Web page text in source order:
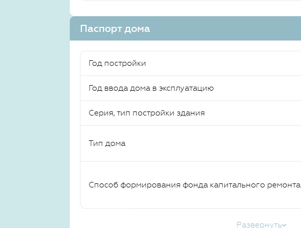
Паспорт дома
Год постройки
Год ввода дома в эксплуатацию
Серия, тип постройки здания
Тип дома
Способ формирования фонда капитального ремонта
Развернуть